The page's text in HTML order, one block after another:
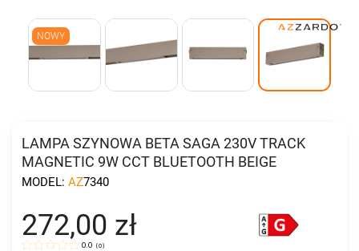
NOWY
LAMPA SZYNOWA BETA SAGA 230V TRACK
MAGNETIC 9W CCT BLUETOOTH BEIGE
MODEL: AZ7340
272,00 zł
0.0 (0)